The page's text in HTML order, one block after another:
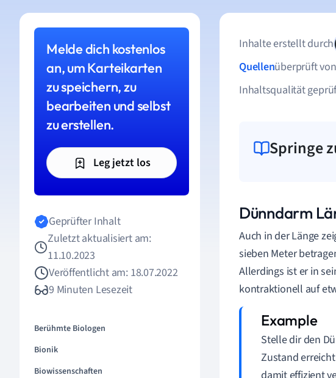
Melde dich kostenlos
an, um Karteikarten
zu speichern, zu
bearbeiten und selbst
zu erstellen.
Leg jetzt los
Geprüfter Inhalt
Zuletzt aktualisiert am:
11.10.2023
Veröffentlicht am: 18.07.2022
9 Minuten Lesezeit
Berühmte Biologen
Bionik
Biowissenschaften
Inhalte erstellt durch
Quellenüberprüft von
Inhaltsqualität
Springe
Dünndarm
Auch in der Länge
sieben Meter
Allerdings ist er in
kontraktionell auf
Stelle dir den
Zustand